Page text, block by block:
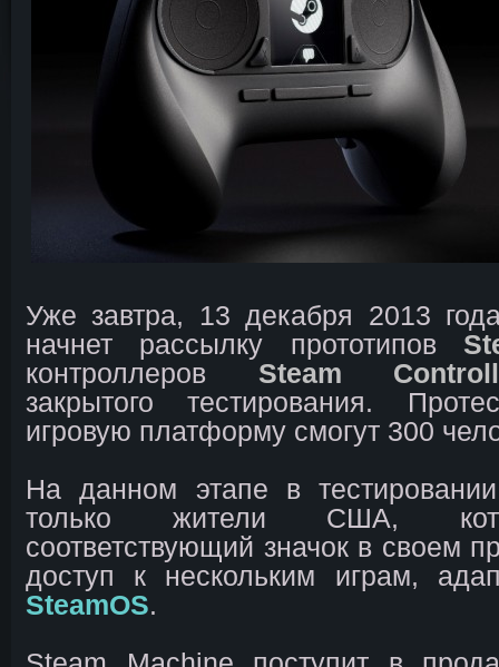
Уже завтра, 13 декабря 2013
начнет рассылку прототипов
контроллеров Steam
закрытого тестирования.
игровую платформу смогут 300
На данном этапе в
только жители США,
соответствующий значок в своем
доступ к нескольким играм,
SteamOS.